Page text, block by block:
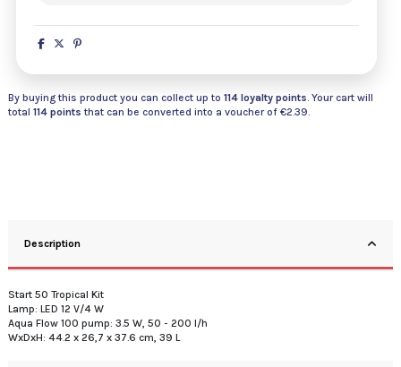
By buying this product you can collect up to 114 loyalty points . Your cart will
total 114 points that can be converted into a voucher of €2.39
Description
Start 50 Tropical Kit
Lamp: LED 12 V/4 W
Aqua Flow 100 pump: 3.5 W, 50 - 200 l/h
WxDxH: 44.2 x 26,7 x 37.6 cm, 39 L